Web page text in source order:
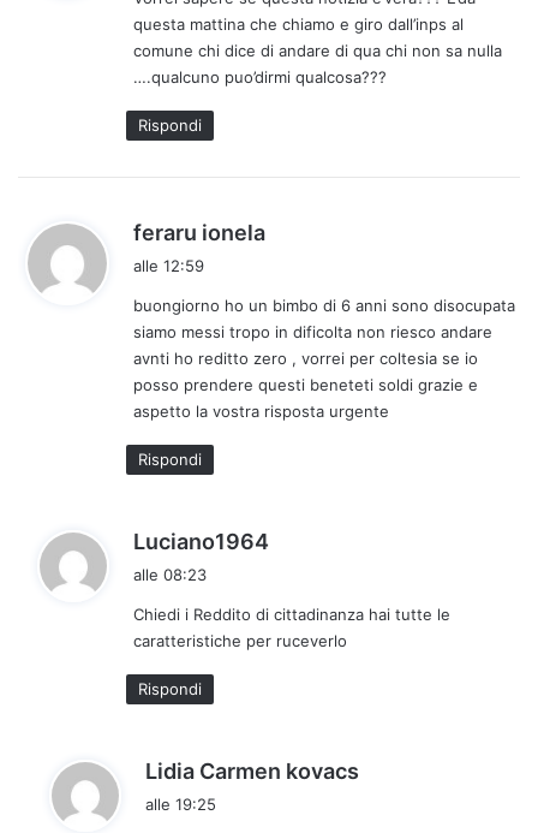
t
t
o
:
questa mattina che chiamo e giro dall’inps al
comune chi dice di andare di qua chi non sa nulla
….qualcuno puo’dirmi qualcosa???
Rispondi
feraru ionela
e
t
t
o
:
alle 12:59
buongiorno ho un bimbo di 6 anni sono disocupata
siamo messi tropo in dificolta non riesco andare
avnti ho reditto zero , vorrei per coltesia se io
posso prendere questi beneteti soldi grazie e
aspetto la vostra risposta urgente
Rispondi
Luciano1964
e
alle 08:23
Chiedi i Reddito di cittadinanza hai tutte le
caratteristiche per ruceverlo
Rispondi
Lidia Carmen kovacs
alle 19:25